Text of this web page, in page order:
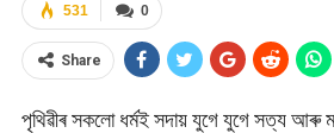
0
531
Share
পৃথিৱীৰ সকলো ধৰ্মই সদায় যুগে যুগে সত্য আৰু